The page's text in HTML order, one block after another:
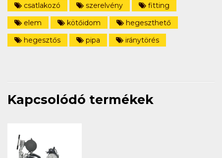
csatlakozó
szerelvény
fitting
elem
kötőidom
hegeszthető
hegesztős
pipa iránytörés
Kapcsolódó termékek